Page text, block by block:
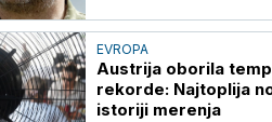
EVROPA
Austrija oborila
rekorde: Najtoplija
istoriji merenja